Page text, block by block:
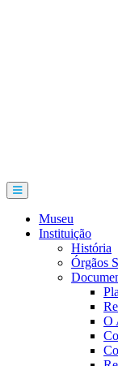
Museu
Instituição
História
Órgãos
O